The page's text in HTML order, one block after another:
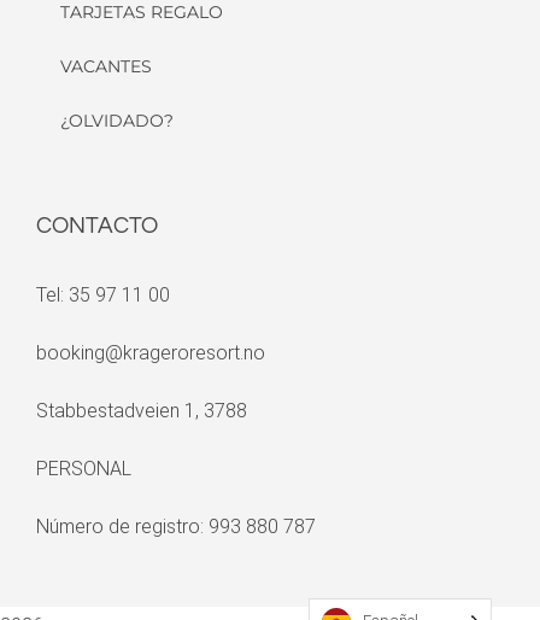
TARJETAS REGALO
VACANTES
¿OLVIDADO?
CONTACTO
Tel: 35 97 11 00
booking@krageroresort.no
Stabbestadveien 1, 3788
PERSONAL
Número de registro: 993 880 787